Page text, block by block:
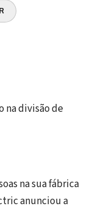
na divisão de
na sua fábrica
anunciou a